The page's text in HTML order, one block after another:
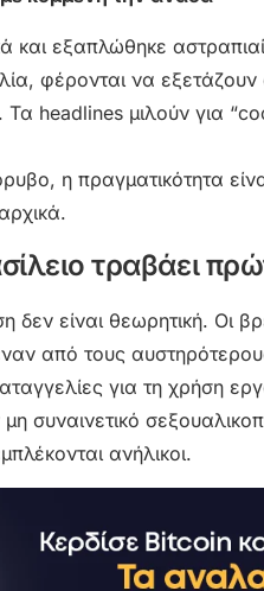
και εξαπλώθηκε
φέρονται να
Τα headlines μιλούν για
η πραγματικότητα
τραβάει
δεν είναι θεωρητική. Οι
από τους
για τη χρήση
συναινετικό
ανήλικοι.